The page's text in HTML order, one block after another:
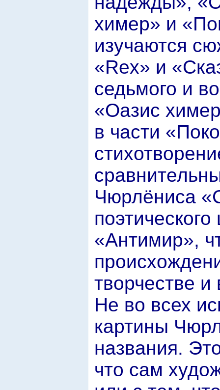
химер» и
изучаются
«Rex» и
седьмого и
«Оазис
в части
Чюрлёниса
«Антимир»,
творчестве
Не во всех
картины
названия.
что сам